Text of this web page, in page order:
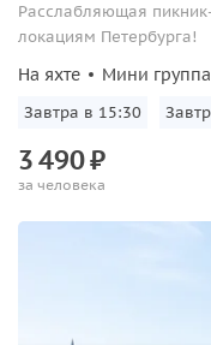
Расслабляющая
локациям Петербурга!
На яхте Мини группа
Завтра в 15:30
3490₽
за человека